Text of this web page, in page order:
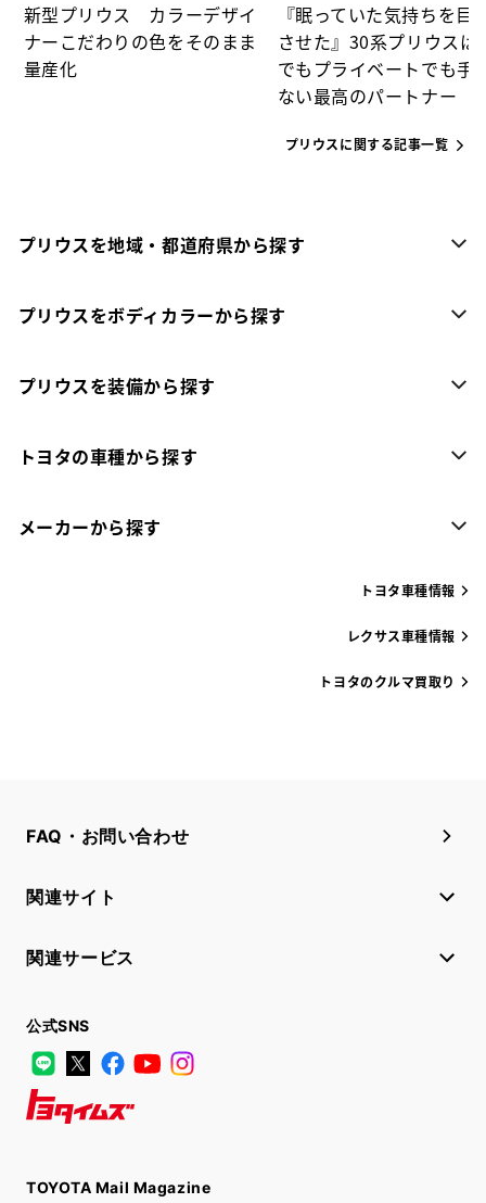
新型プリウス カラーデザイ
ナーこだわりの色をそのまま
量産化
『眠っていた気持ちを目
させた』30系プリウスは
でもプライベートでも手
ない最高のパートナー
プリウスに関する記事一覧
プリウスを地域・都道府県から探す
プリウスをボディカラーから探す
プリウスを装備から探す
トヨタの車種から探す
メーカーから探す
トヨタ車種情報
レクサス車種情報
トヨタのクルマ買取り
FAQ・お問い合わせ
関連サイト
関連サービス
公式SNS
LINE
X FacebookYouTube
TOYOTA Mail Magazine